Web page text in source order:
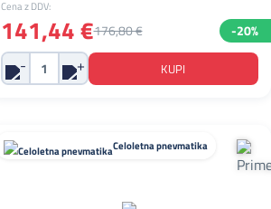
Cena z DDV:
141,44 €176,80 € -20%
Celoletna pnevmatika